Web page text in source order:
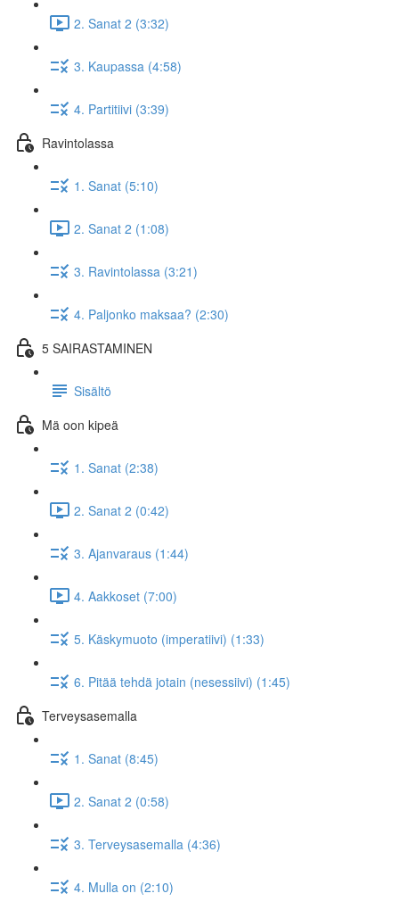
2. Sanat 2 (3:32)
3. Kaupassa (4:58)
4. Partitiivi (3:39)
Ravintolassa
1. Sanat (5:10)
2. Sanat 2 (1:08)
3. Ravintolassa (3:21)
4. Paljonko maksaa? (2:30)
5 SAIRASTAMINEN
Sisältö
Mä oon kipeä
1. Sanat (2:38)
2. Sanat 2 (0:42)
3. Ajanvaraus (1:44)
4. Aakkoset (7:00)
5. Käskymuoto (imperatiivi) (1:33)
6. Pitää tehdä jotain (nesessiivi) (1:45)
Terveysasemalla
1. Sanat (8:45)
2. Sanat 2 (0:58)
3. Terveysasemalla (4:36)
4. Mulla on (2:10)